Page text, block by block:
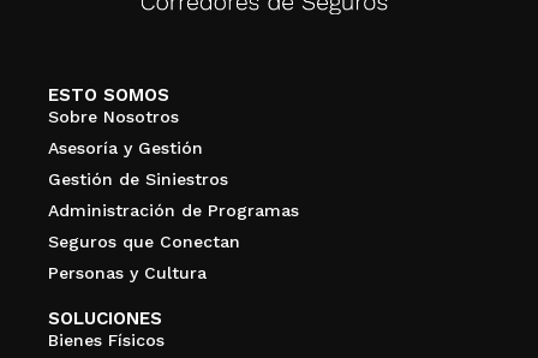
ESTO SOMOS
Sobre Nosotros
Asesoría y Gestión
Gestión de Siniestros
Administración de Programas
Seguros que Conectan
Personas y Cultura
SOLUCIONES
Bienes Físicos